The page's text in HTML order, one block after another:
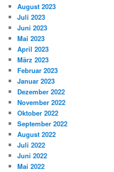
August 2023
Juli 2023
Juni 2023
Mai 2023
April 2023
März 2023
Februar 2023
Januar 2023
Dezember 2022
November 2022
Oktober 2022
September 2022
August 2022
Juli 2022
Juni 2022
Mai 2022